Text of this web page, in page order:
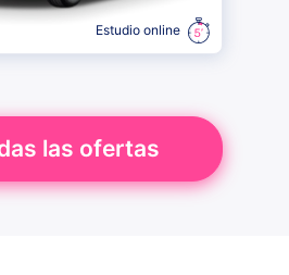
Estudio online
las ofertas